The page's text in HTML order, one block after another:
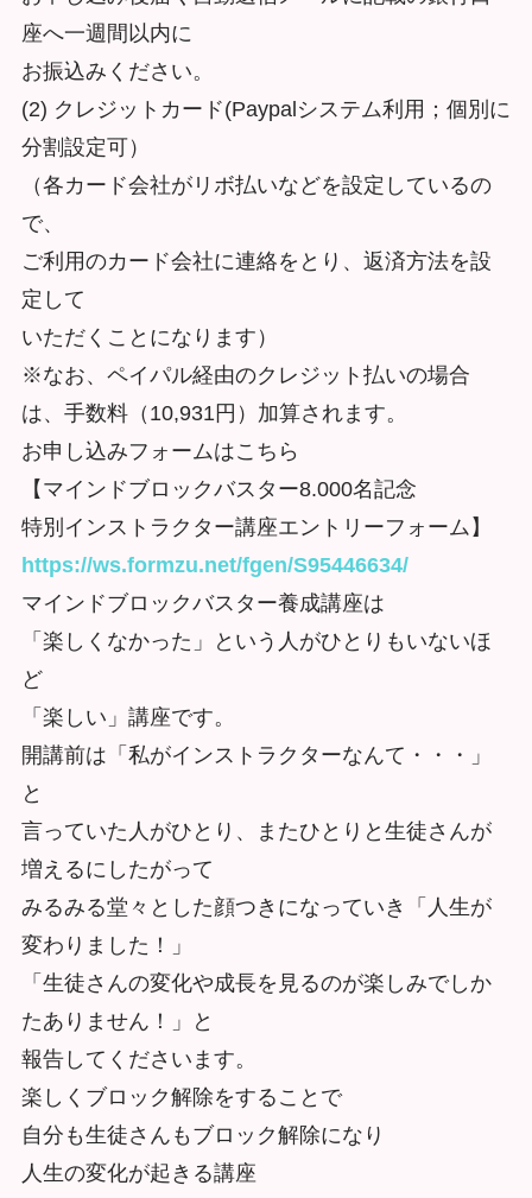
座へ一週間以内に
お振込みください。
(2) クレジットカード(Paypalシステム利用；個別に
分割設定可）
（各カード会社がリボ払いなどを設定しているの
で、
ご利用のカード会社に連絡をとり、返済方法を設
定して
いただくことになります）
※なお、ペイパル経由のクレジット払いの場合
は、手数料（10,931円）加算されます。
お申し込みフォームはこちら
【マインドブロックバスター8.000名記念
特別インストラクター講座エントリーフォーム】
https://ws.formzu.net/fgen/S95446634/
マインドブロックバスター養成講座は
「楽しくなかった」という人がひとりもいないほ
ど
「楽しい」講座です。
開講前は「私がインストラクターなんて・・・」
と
言っていた人がひとり、またひとりと生徒さんが
増えるにしたがって
みるみる堂々とした顔つきになっていき「人生が
変わりました！」
「生徒さんの変化や成長を見るのが楽しみでしか
たありません！」と
報告してくださいます。
楽しくブロック解除をすることで
自分も生徒さんもブロック解除になり
人生の変化が起きる講座